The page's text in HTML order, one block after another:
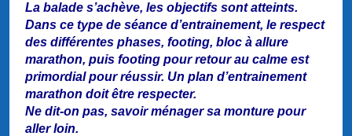
La balade s’achève, les objectifs sont atteints.
Dans ce type de séance d’entrainement, le respect
des différentes phases, footing, bloc à allure
marathon, puis footing pour retour au calme est
primordial pour réussir. Un plan d’entrainement
marathon doit être respecter.
Ne dit-on pas, savoir ménager sa monture pour
aller loin.